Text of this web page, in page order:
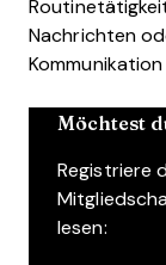
Nachrichten
Möchtest
Registriere
lesen: